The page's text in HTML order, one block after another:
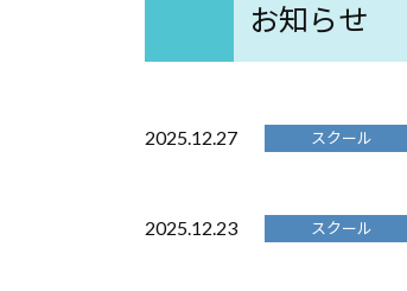
お知らせ
2025.12.27 スクール
2025.12.23 スクール